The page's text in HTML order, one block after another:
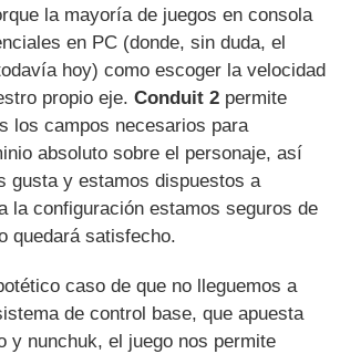
la mayoría de juegos en consola
en PC (donde, sin duda, el
hoy) como escoger la velocidad
propio eje.Conduit 2 permite
los campos necesarios para
absoluto sobre el personaje, así
gusta y estamos dispuestos a
la configuración estamos seguros de
quedará satisfecho.
caso de que no lleguemos a
de control base, que apuesta
y nunchuk, el juego nos permite